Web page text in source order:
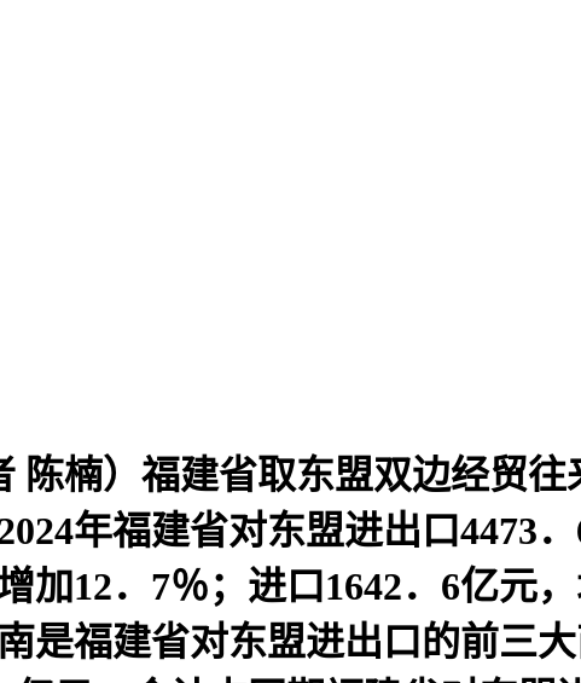
楠）福建省取东盟双边经贸往
年福建省对东盟进出口4473
加12．7％；进口1642．6亿元
是福建省对东盟进出口的前三